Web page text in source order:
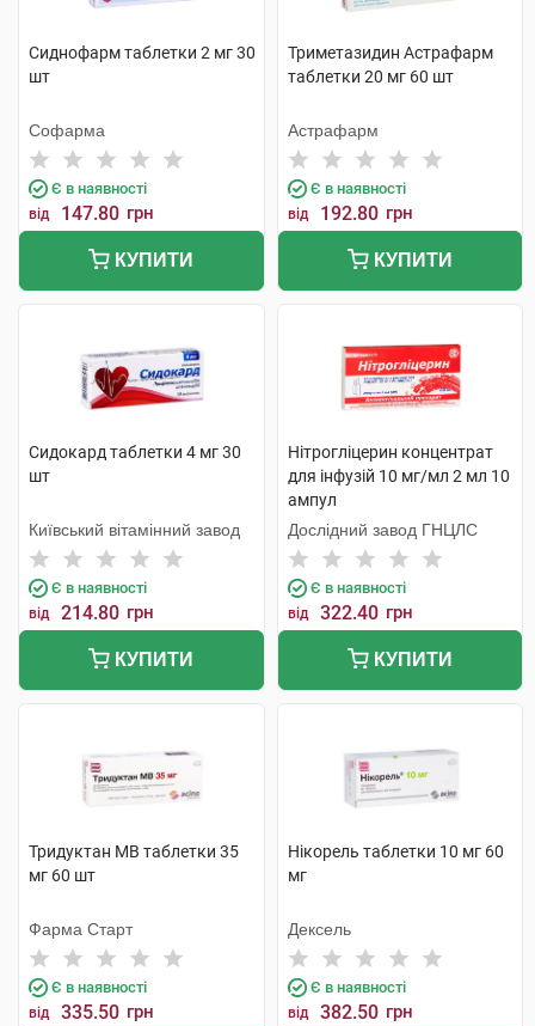
Сиднофарм таблетки 2 мг 30
шт
Софарма
Є в наявності
від 147.80 грн
КУПИТИ
Триметазидин Астрафарм
таблетки 20 мг 60 шт
Астрафарм
Є в наявності
від 192.80 грн
КУПИТИ
Сидокард таблетки 4 мг 30
шт
Київський вітамінний завод
Є в наявності
від 214.80 грн
КУПИТИ
Нітрогліцерин концентрат
для інфузій 10 мг/мл 2 мл 10
ампул
Дослідний завод ГНЦЛС
Є в наявності
від 322.40 грн
КУПИТИ
Тридуктан МВ таблетки 35
мг 60 шт
Фарма Старт
Є в наявності
від 335.50 грн
Нікорель таблетки 10 мг 60
мг
Дексель
Є в наявності
від 382.50 грн